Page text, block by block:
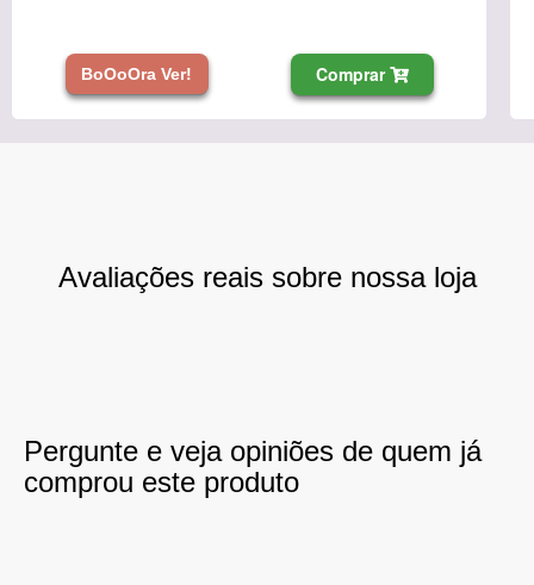
BoOoOra Ver! Comprar
Avaliações reais sobre nossa loja
Pergunte e veja opiniões de quem já
comprou este produto